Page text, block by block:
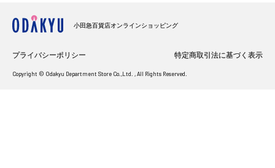
小田急百貨店オンラインショッピング
プライバシーポリシー 特定商取引法に基づく表示
Copyright © Odakyu Department Store Co.,Ltd. , All Rights Reserved.